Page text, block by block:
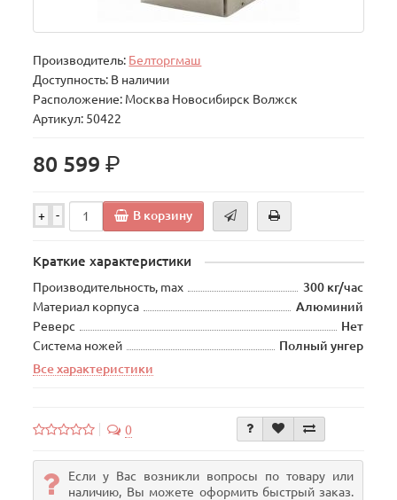
Производитель: Белторгмаш
Доступность: В наличии
Расположение: Москва Новосибирск Волжск
Артикул: 50422
80 599р.
+ - В корзину
Краткие характеристики
Производительность, max
300 кг/час
Материал корпуса
Алюминий
Реверс
Нет
Система ножей
Полный унгер
Все характеристики
0
Если у Вас возникли вопросы по товару или
наличию, Вы можете оформить быстрый заказ.